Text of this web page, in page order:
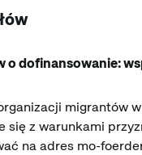
o dofinansowanie:
migrantów
się z warunkami
na adres mo-